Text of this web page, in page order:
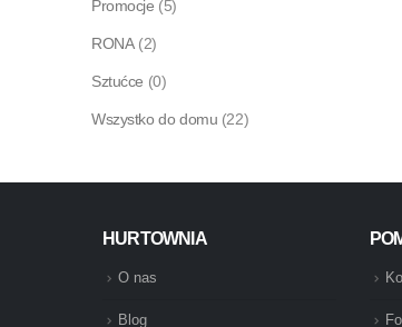
Promocje (5)
RONA (2)
Sztućce (0)
Wszystko do domu (22)
HURTOWNIA
O nas
Blog